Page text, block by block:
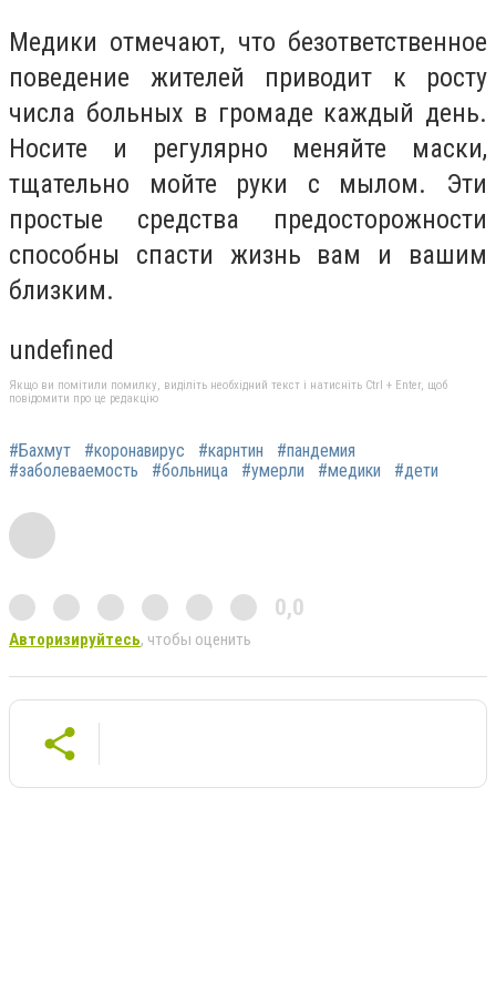
Медики отмечают, что безответственное
поведение жителей приводит к росту
числа больных в громаде каждый день.
Носите и регулярно меняйте маски,
тщательно мойте руки с мылом. Эти
простые средства предосторожности
способны спасти жизнь вам и вашим
близким.
undefined
Якщо ви помітили помилку, виділіть необхідний текст і натисніть Ctrl + Enter, щоб
повідомити про це редакцію
#Бахмут #коронавирус #карнтин
#пандемия
#заболеваемость
#больница #умерли #медики #дети
0,0
Авторизируйтесь, чтобы оценить